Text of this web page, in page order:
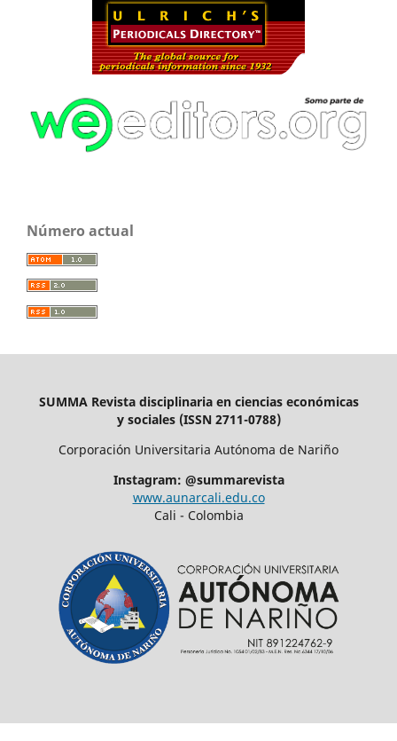
Número actual
SUMMA Revista disciplinaria en ciencias económicas
y sociales (ISSN 2711-0788)
Corporación Universitaria Autónoma de Nariño
Instagram: @summarevista
www.aunarcali.edu.co
Cali - Colombia